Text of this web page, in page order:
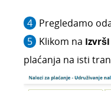
Pregledamo
Klikom na Izvrši
plaćanja na isti